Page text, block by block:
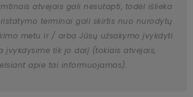
atvejais gali nesutapti, todėl išlieka
terminai gali skirtis nuo nurodytų
metu ir / arba Jūsų užsakymo įvykdyti
įvykdysime tik jo dalį (tokiais atvejais,
apie tai informuojamas).